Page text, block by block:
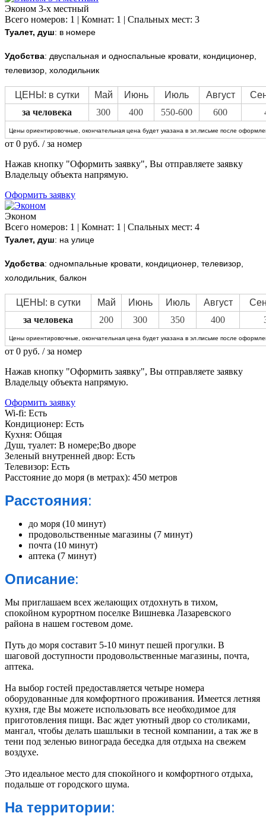
Эконом 3-х местный
Всего номеров: 1 | Комнат: 1 | Спальных мест: 3
Туалет, душ: в номере
Удобства: двуспальная и односпальные кровати, кондиционер,
телевизор, холодильник
ЦЕНЫ: в сутки Май Июнь Июль Август
за человека
300 400 550-600 600
Цены ориентировочные, окончательная цена будет указана в эл.письме после
от 0 руб. / за номер
Нажав кнопку "Оформить заявку", Вы отправляете заявку
Владельцу объекта напрямую.
Оформить заявку
Эконом
Всего номеров: 1 | Комнат: 1 | Спальных мест: 4
Туалет, душ: на улице
Удобства: одномпальные кровати, кондиционер, телевизор,
холодильник, балкон
ЦЕНЫ: в сутки Май Июнь Июль Август
за человека
200 300 350 400
Цены ориентировочные, окончательная цена будет указана в эл.письме после
от 0 руб. / за номер
Нажав кнопку "Оформить заявку", Вы отправляете заявку
Владельцу объекта напрямую.
Оформить заявку
Wi-fi: Есть
Кондиционер: Есть
Кухня: Общая
Душ, туалет: В номере;Во дворе
Зеленый внутренней двор: Есть
Телевизор: Есть
Расстояние до моря (в метрах): 450 метров
Расстояния:
до моря (10 минут)
продовольственные магазины (7 минут)
почта (10 минут)
аптека (7 минут)
Описание:
Мы приглашаем всех желающих отдохнуть в тихом,
спокойном курортном поселке Вишневка Лазаревского
района в нашем гостевом доме.
Путь до моря составит 5-10 минут пешей прогулки. В
шаговой доступности продовольственные магазины, почта,
аптека.
На выбор гостей предоставляется четыре номера
оборудованные для комфортного проживания. Имеется летняя
кухня, где Вы можете использовать все необходимое для
приготовления пищи. Вас ждет уютный двор со столиками,
мангал, чтобы делать шашлыки в тесной компании, а так же в
тени под зеленью винограда беседка для отдыха на свежем
воздухе.
Это идеальное место для спокойного и комфортного отдыха,
подальше от городского шума.
На территории: